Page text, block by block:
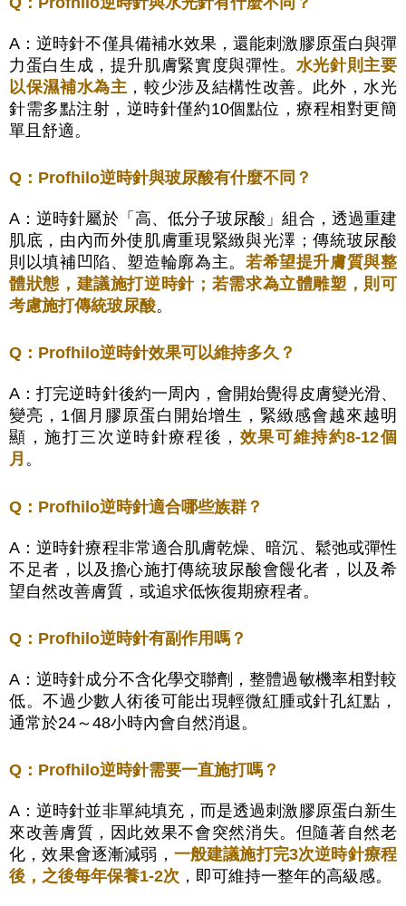
A：逆時針不僅具備補水效果，還能刺激膠原蛋白與彈
力蛋白生成，提升肌膚緊實度與彈性。 水光針則主要
以保濕補水為主 ，較少涉及結構性改善。此外，水光
針需多點注射，逆時針僅約10個點位，療程相對更簡
單且舒適。
Q：Profhilo逆時針與玻尿酸有什麼不同？
A：逆時針屬於「高、低分子玻尿酸」組合，透過重建
肌底，由內而外使肌膚重現緊緻與光澤；傳統玻尿酸
則以填補凹陷、塑造輪廓為主。 若希望提升膚質與整
體狀態，建議施打逆時針；若需求為立體雕塑，則可
考慮施打傳統玻尿酸。
Q：Profhilo逆時針效果可以維持多久？
A：打完逆時針後約一周內，會開始覺得皮膚變光滑、
變亮，1個月膠原蛋白開始增生，緊緻感會越來越明
顯，施打三次逆時針療程後， 效果可維持約8-12個
月 。
Q：Profhilo逆時針適合哪些族群？
A：逆時針療程非常適合肌膚乾燥、暗沉、鬆弛或彈性
不足者 ，以及擔心施打傳統玻尿酸會饅化者，以及希
望自然改善膚質，或追求低恢復期療程者。
Q：Profhilo逆時針有副作用嗎？
A：逆時針成分不含化學交聯劑，整體過敏機率相對較
低。不過少數人術後可能出現輕微紅腫或針孔紅點，
通常於24～48小時內會自然消退。
Q：Profhilo逆時針需要一直施打嗎？
A：逆時針並非單純填充，而是透過刺激膠原蛋白新生
來改善膚質，因此效果不會突然消失。但隨著自然老
化，效果會逐漸減弱， 一般建議施打完3次逆時針療程
後，之後每年保養1-2次 ，即可維持一整年的高級感。